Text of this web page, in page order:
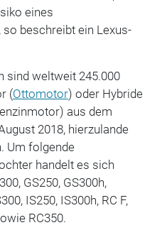
eines
beschreibt ein Lexus-
sind weltweit 245.000
(Ottomotor) oder Hybride
aus dem
2018, hierzulande
Um folgende
handelt es sich
GS250, GS300h,
IS250, IS300h, RC F,
RC350.